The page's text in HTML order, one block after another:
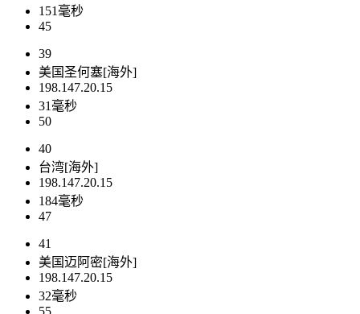
151毫秒
45
39
美国圣何塞[海外]
198.147.20.15
31毫秒
50
40
台湾[海外]
198.147.20.15
184毫秒
47
41
美国迈阿密[海外]
198.147.20.15
32毫秒
55